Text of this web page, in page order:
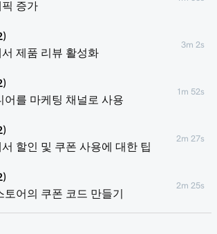
증가
제품 리뷰 활성화
3m 2s
어를 마케팅 채널로 사용
1m 52s
할인 및 쿠폰 사용에 대한 팁
2m 27s
토어의 쿠폰 코드 만들기
2m 25s